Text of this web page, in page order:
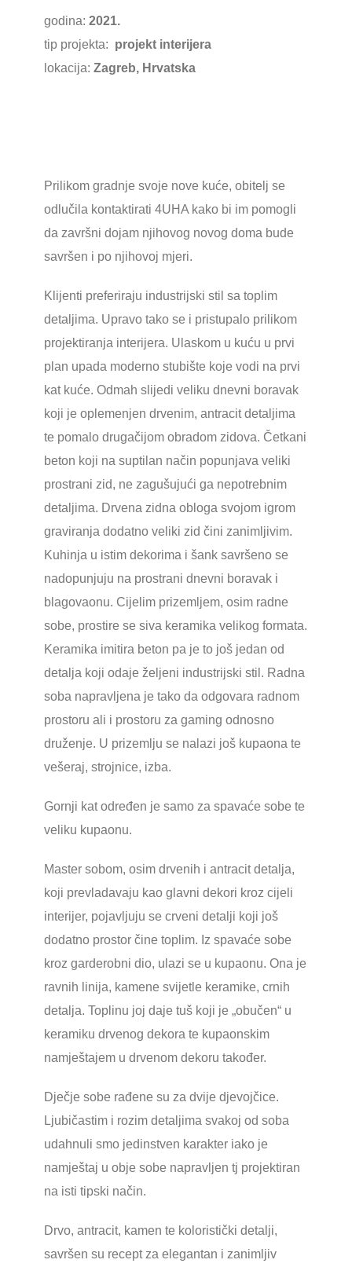
godina:2021.
tip projekta: projekt interijera
lokacija:Zagreb, Hrvatska
Prilikom gradnje svoje nove kuće, obitelj se
odlučila kontaktirati 4UHA kako bi im pomogli
da završni dojam njihovog novog doma bude
savršen i po njihovoj mjeri.
Klijenti preferiraju industrijski stil sa toplim
detaljima. Upravo tako se i pristupalo prilikom
projektiranja interijera. Ulaskom u kuću u prvi
plan upada moderno stubište koje vodi na prvi
kat kuće. Odmah slijedi veliku dnevni boravak
koji je oplemenjen drvenim, antracit detaljima
te pomalo drugačijom obradom zidova. Četkani
beton koji na suptilan način popunjava veliki
prostrani zid, ne zagušujući ga nepotrebnim
detaljima. Drvena zidna obloga svojom igrom
graviranja dodatno veliki zid čini zanimljivim.
Kuhinja u istim dekorima i šank savršeno se
nadopunjuju na prostrani dnevni boravak i
blagovaonu. Cijelim prizemljem, osim radne
sobe, prostire se siva keramika velikog formata.
Keramika imitira beton pa je to još jedan od
detalja koji odaje željeni industrijski stil. Radna
soba napravljena je tako da odgovara radnom
prostoru ali i prostoru za gaming odnosno
druženje. U prizemlju se nalazi još kupaona te
vešeraj, strojnice, izba.
Gornji kat određen je samo za spavaće sobe te
veliku kupaonu.
Master sobom, osim drvenih i antracit detalja,
koji prevladavaju kao glavni dekori kroz cijeli
interijer, pojavljuju se crveni detalji koji još
dodatno prostor čine toplim. Iz spavaće sobe
kroz garderobni dio, ulazi se u kupaonu. Ona je
ravnih linija, kamene svijetle keramike, crnih
detalja. Toplinu joj daje tuš koji je „obučen“ u
keramiku drvenog dekora te kupaonskim
namještajem u drvenom dekoru također.
Dječje sobe rađene su za dvije djevojčice.
Ljubičastim i rozim detaljima svakoj od soba
udahnuli smo jedinstven karakter iako je
namještaj u obje sobe napravljen tj projektiran
na isti tipski način.
Drvo, antracit, kamen te koloristički detalji,
savršen su recept za elegantan i zanimljiv